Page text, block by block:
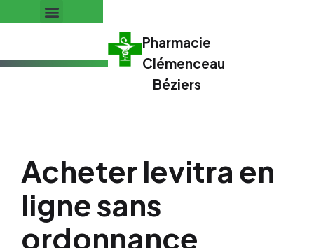
Pharmacie
Clémenceau
Béziers
Acheter levitra en
ligne sans
ordonnance